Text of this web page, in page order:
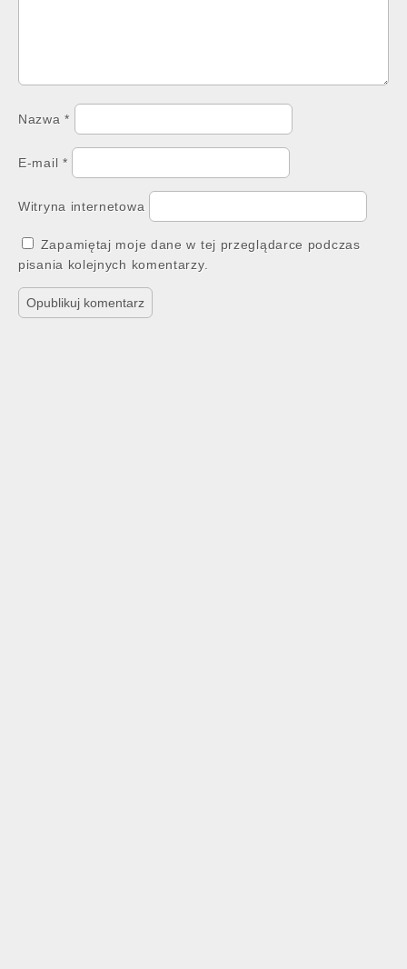
Nazwa*
E-mail *
Witryna internetowa
Zapamiętaj moje dane w tej przeglądarce podczas
pisania kolejnych komentarzy.